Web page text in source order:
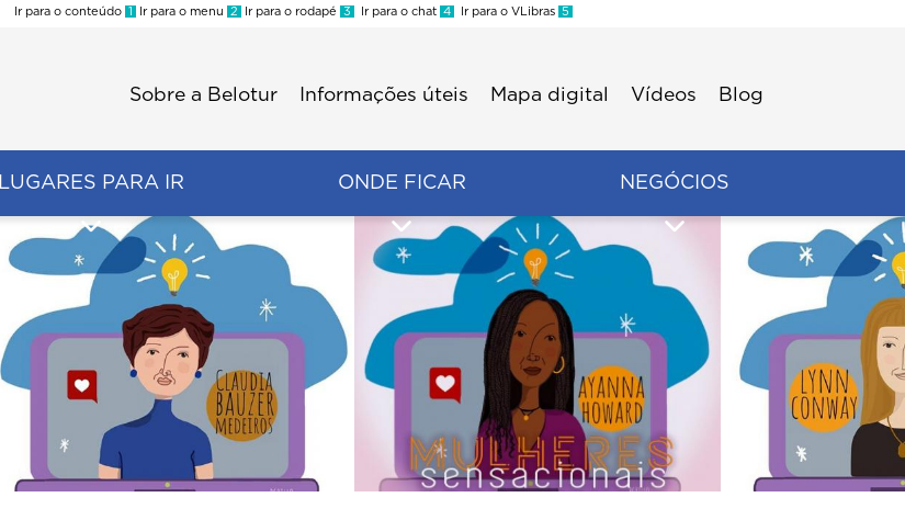
Ir para o conteúdo 1 Ir para o menu 2 Ir para o rodapé 3 Ir para o chat 4 Ir para o VLibras 5
Sobre a Belotur Informações úteis Mapa digital Vídeos Blog
LUGARES PARA IR ONDE FICAR NEGÓCIOS